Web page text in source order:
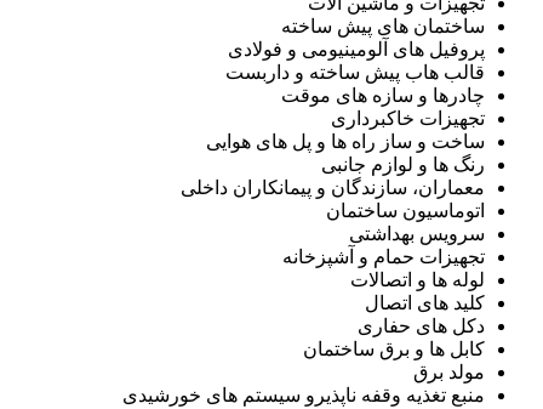
ساختمان های پیش ساخته
پروفیل های آلومینیومی و فولادی
قالب هاب پیش ساخته و داربست
چادرها و سازه های موقت
تجهیزات خاکبرداری
ساخت و ساز راه ها و پل های هوایی
رنگ ها و لوازم جانبی
معماران، سازندگان و پیمانکاران داخلی
اتوماسیون ساختمان
سرویس بهداشتی
تجهیزات حمام و آشپزخانه
لوله ها و اتصالات
کلید های اتصال
دکل های حفاری
کابل ها و برق ساختمان
مولد برق
منبع تغذیه وقفه ناپذیرو سیستم های خورشیدی